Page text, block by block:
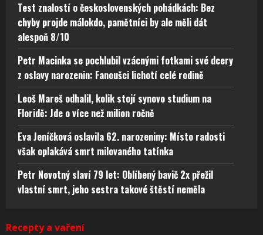
Test znalostí o československých pohádkách: Bez
chyby projde málokdo, pamětníci by ale měli dát
alespoň 8/10
Petr Macinka se pochlubil vzácnými fotkami své dcery
z oslavy narozenin: Fanoušci lichotí celé rodině
Leoš Mareš odhalil, kolik stojí synovo studium na
Floridě: Jde o více než milion ročně
Eva Jeníčková oslavila 62. narozeniny: Místo radosti
však oplakává smrt milovaného tatínka
Petr Novotný slaví 79 let: Oblíbený bavič 2x přežil
vlastní smrt, jeho sestra takové štěstí neměla
Recepty a vaření